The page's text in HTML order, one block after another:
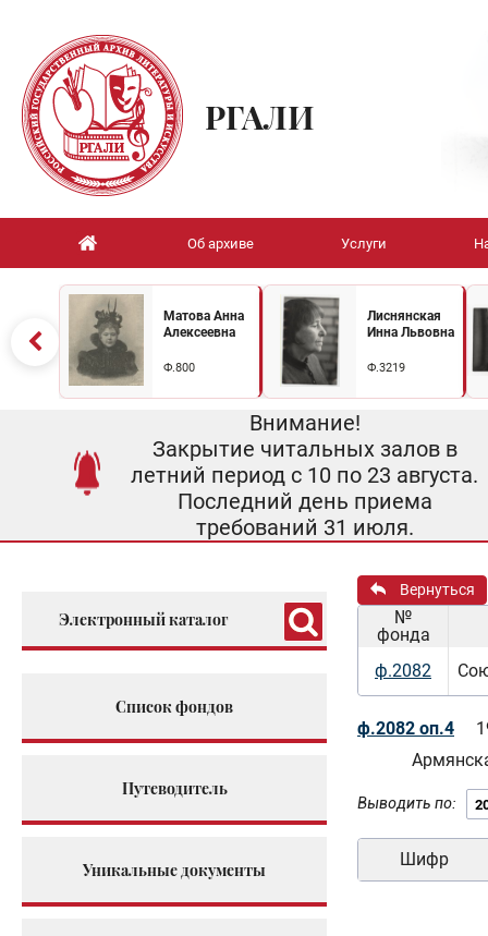
РГАЛИ
Об архиве Услуги
Матова Анна
Алексеевна
Ф.800
Лиснянская
Инна Львовна
Ф.3219
Внимание!
Закрытие читальных залов в
летний период с 10 по 23 августа.
Последний день приема
требований 31 июля.
Электронный каталог
Список фондов
Путеводитель
Уникальные документы
Вернуться
№
фонда
ф.2082
ф.2082 оп.4
Выводить по:
Шифр